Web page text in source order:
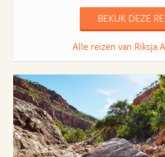
BEKIJK DEZE
Alle reizen van Riksja